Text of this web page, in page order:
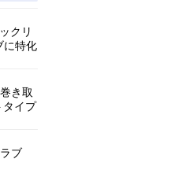
クリ
に特化
き取
イプ
ブ